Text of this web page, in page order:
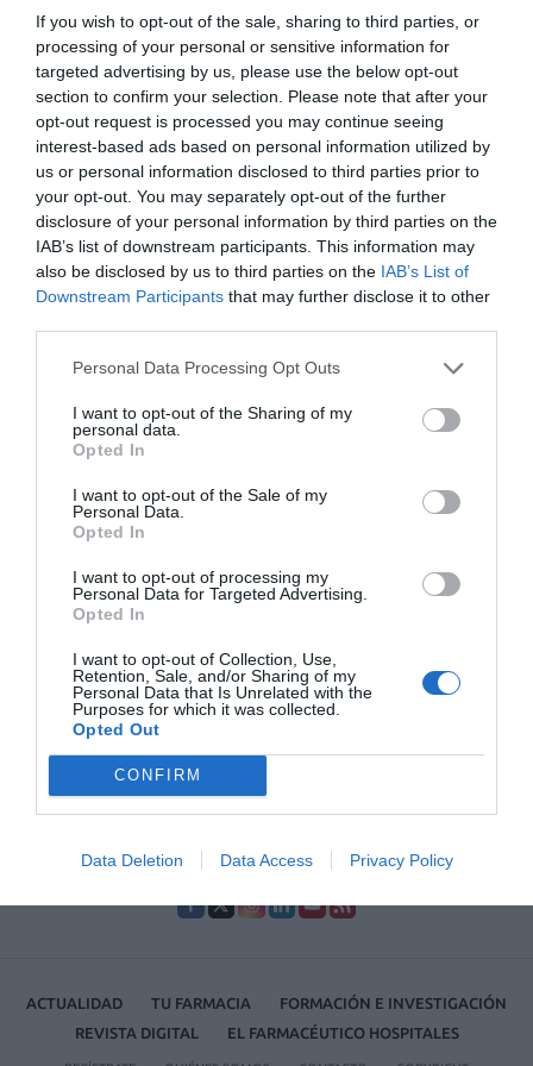
If you wish to opt-out of the sale, sharing to third parties, or
processing of your personal or sensitive information for
targeted advertising by us, please use the below opt-out
section to confirm your selection. Please note that after your
opt-out request is processed you may continue seeing
interest-based ads based on personal information utilized by
us or personal information disclosed to third parties prior to
your opt-out. You may separately opt-out of the further
disclosure of your personal information by third parties on the
IAB’s list of downstream participants. This information may
also be disclosed by us to third parties on the IAB’s List of
Downstream Participants that may further disclose it to other
Personal Data Processing Opt Outs
I want to opt-out of the Sharing of my
personal data.
Opted In
I want to opt-out of the Sale of my
Personal Data.
Opted In
I want to opt-out of processing my
Personal Data for Targeted Advertising.
Opted In
I want to opt-out of Collection, Use,
Retention, Sale, and/or Sharing of my
Personal Data that Is Unrelated with the
Purposes for which it was collected.
Opted Out
CONFIRM
Data Deletion Data Access Privacy Policy
La RAF de Cataluña organiza una sesión sobre los
cribados de población al inicio de la vida
Noticias y novedades Redacción
03/12/2012
El próximo 10 de diciembre, a las 18,30 horas, tendrá lugar en la sede
de la Real Academia de Farmacia de Cataluña (Hospital, 56) una mesa
redonda sobre el tema «Los cribados de población al inicio de la
vida».
La RAF de Cataluña dedicará una sesión al
envejecimiento activo y los hábitos de salud
Noticias y novedades Redacción
26/10/2012
sede de la Real Academia de Farmacia de Cataluña (Hospital n.º 56)
La RAF de Cataluña organiza una mesa sobre
farmacocinética poblacional
Noticias y novedades Redacción
22/10/2012
El 24 de octubre, a las 18,30 horas, tendrá lugar en la sede de la Reial
Acadèmia de Farmàcia de Catalunya (Hospital n.º 56. Barcelona) una
Lo más leído
No se han encontrado artículos
ACTUALIDAD TU FARMACIA
FORMACIÓN E INVESTIGACIÓN
REVISTA DIGITAL
EL FARMACÉUTICO HOSPITALES